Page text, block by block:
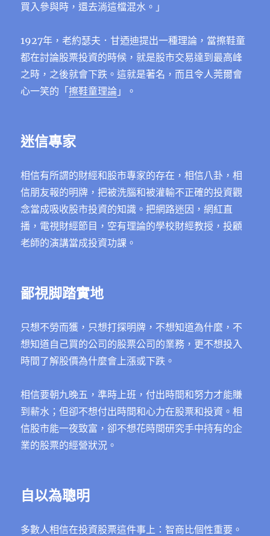
買入參與時，還去淌這檔混水。」
1927年，老約瑟夫．甘迺迪提出一種理論，當擦鞋童
都在討論股票投資的時候，就是股市交易達到最高峰
之時，之後就會下跌。這就是著名，而且令人莞爾會
心一笑的「擦鞋童理論 」。
迷信專家
相信有所謂的財經和股市專家的存在，相信八卦，相
信朋友報的明牌，把被洗腦和被灌輸不正確的投資觀
念當成吸收股市投資的知識。把網路迷因，網紅直
播，電視財經節目，空有理論的學校財經教授，投顧
老師的演講當成投資功課。
鄙視脚踏實地
只想不勞而獲，只想打探明牌，不想知道為什麼，不
想知道自己買的公司的股票公司的業務，更不想投入
時間了解股價為什麼會上漲或下跌。
相信要朝九晚五，準時上班，付出時間和努力才能賺
到薪水；但卻不想付出時間和心力在股票和投資。相
信股市能一夜致富，卻不想花時間研究手中持有的企
業的股票的經營狀況。
自以為聰明
多數人相信在投資股票這件事上：智商比個性重要。